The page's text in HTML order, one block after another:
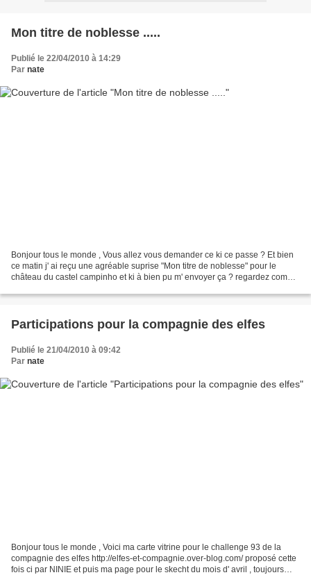
Mon titre de noblesse .....
Publié le 22/04/2010 à 14:29
Par nate
Bonjour tous le monde , Vous allez vous demander ce ki ce passe ? Et bien
ce matin j' ai reçu une agréable suprise "Mon titre de noblesse" pour le
château du castel campinho et ki à bien pu m' envoyer ça ? regardez comme
Participations pour la compagnie des elfes
Publié le 21/04/2010 à 09:42
Par nate
Bonjour tous le monde , Voici ma carte vitrine pour le challenge 93 de la
compagnie des elfes http://elfes-et-compagnie.over-blog.com/ proposé cette
fois ci par NINIE et puis ma page pour le skecht du mois d' avril , toujours